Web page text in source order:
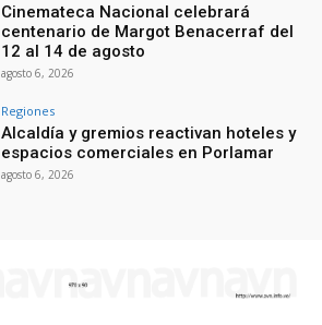
Cinemateca Nacional celebrará
centenario de Margot Benacerraf del
12 al 14 de agosto
agosto 6, 2026
Regiones
Alcaldía y gremios reactivan hoteles y
espacios comerciales en Porlamar
agosto 6, 2026